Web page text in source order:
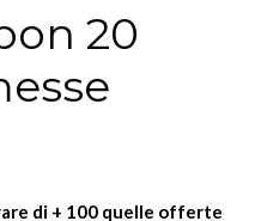
20
di + 100 quelle offerte